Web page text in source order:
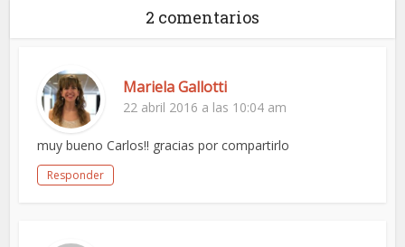
2 comentarios
Mariela Gallotti
22 abril 2016 a las 10:04 am
muy bueno Carlos!! gracias por compartirlo
Responder